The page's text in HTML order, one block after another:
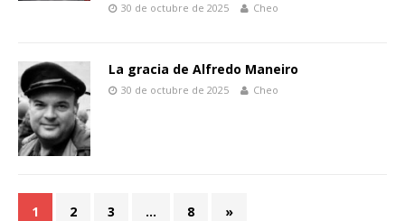
30 de octubre de 2025 Cheo
La gracia de Alfredo Maneiro
30 de octubre de 2025 Cheo
1 2 3 … 8 »